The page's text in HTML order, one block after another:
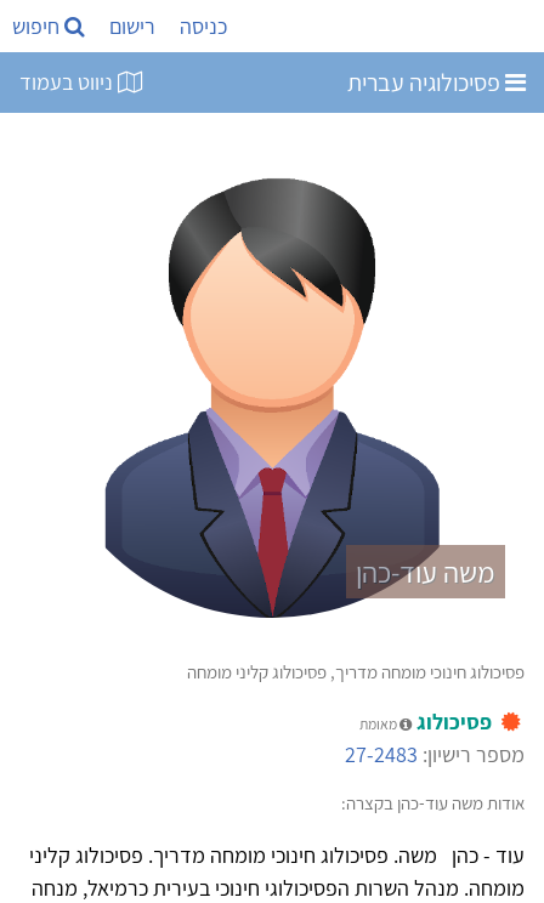
כניסה רישום חיפוש
פסיכולוגיה עברית ניווט בעמוד
משה עוד-כהן
פסיכולוג חינוכי מומחה מדריך, פסיכולוג קליני מומחה
פסיכולוג מאומת
מספר רישיון: 27-2483
אודות משה עוד-כהן בקצרה:
עוד - כהן משה. פסיכולוג חינוכי מומחה מדריך. פסיכולוג קליני
מומחה. מנהל השרות הפסיכולוגי חינוכי בעירית כרמיאל, מנחה